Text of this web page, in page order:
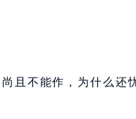
且不能作，为什么还